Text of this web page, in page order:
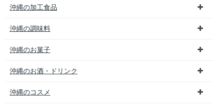
沖縄の加工食品
沖縄の調味料
沖縄のお菓子
沖縄のお酒・ドリンク
沖縄のコスメ